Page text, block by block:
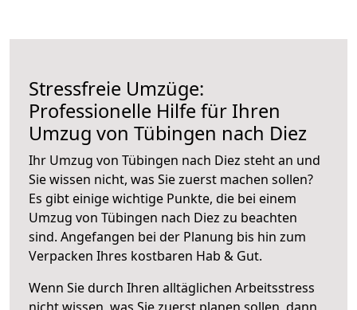
Stressfreie Umzüge:
Professionelle Hilfe für Ihren
Umzug von Tübingen nach Diez
Ihr Umzug von Tübingen nach Diez steht an und
Sie wissen nicht, was Sie zuerst machen sollen?
Es gibt einige wichtige Punkte, die bei einem
Umzug von Tübingen nach Diez zu beachten
sind. Angefangen bei der Planung bis hin zum
Verpacken Ihres kostbaren Hab & Gut.
Wenn Sie durch Ihren alltäglichen Arbeitsstress